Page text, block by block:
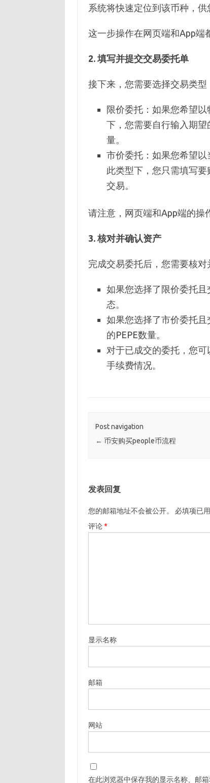
系统将快速定位到该币种，供
这一步操作在网页端和App端
2. 填写并提交交易委托单
接下来，您需要选择交易类型
限价委托：如果您希望
下，您需要自行输入期
量。
市价委托：如果您希望
此类型下，您只需填写要
交易。
请注意，网页端和App端的操
3. 核对并确认资产
完成交易委托后，您需要核对
如果您选择了限价委托且
态。
如果您选择了市价委托
的PEPE数量。
对于已成交的委托，您可
手续费情况。
Post navigation
← 币安购买people币流程
发表回复
您的邮箱地址不会被公开。 必填项已用
评论*
显示名称
邮箱
网站
在此浏览器中保存我的显示名称、邮